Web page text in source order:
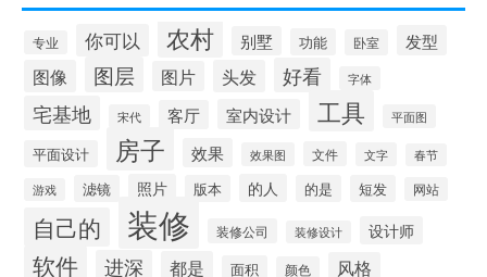
专业 你可以 农村 别墅 功能 卧室 发型
图像 图层 图片 头发 好看 字体
宅基地 宋代 客厅 室内设计 工具 平面图
平面设计 房子 效果 效果图 文件 文字 春节
游戏 滤镜 照片 版本 的人 的是 短发 网站
自己的 装修 装修公司 装修设计 设计师
软件 进深 都是 面积 颜色 风格